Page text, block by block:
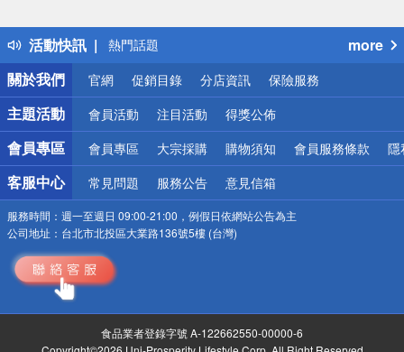
活動快訊
得獎公告
熱門話題
銀行優惠
偏遠地區配送
詐騙網頁！請小心！
more
關於我們
官網 促銷目錄 分店資訊 保險服務
主題活動 會員活動 注目活動 得獎公佈
會員專區 會員專區 大宗採購 購物須知 會員服務條款 隱
客服中心 常見問題 服務公告 意見信箱
服務時間： 週一至週日 09:00-21:00，例假日依網站公告為主
公司地址： 台北市北投區大業路136號5樓 (台灣)
食品業者登錄字號 A-122662550-00000-6